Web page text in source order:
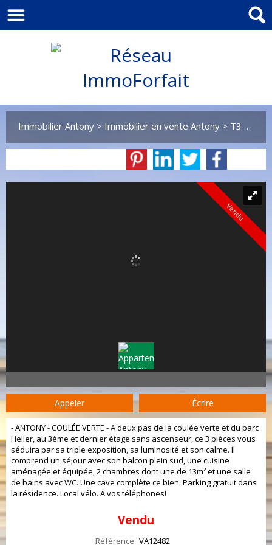
Immobilier Antony > Immobilier en vente Antony > T3 en vente Antony
Vendu
Appeler Écrire
- ANTONY - COULÉE VERTE - A deux pas de la coulée verte et du parc
Heller, au 3ème et dernier étage sans ascenseur, ce 3 pièces vous
séduira par sa triple exposition, sa luminosité et son calme. Il
comprend un séjour avec son balcon plein sud, une cuisine
aménagée et équipée, 2 chambres dont une de 13m² et une salle
de bains avec WC. Une cave complète ce bien. Parking gratuit dans
la résidence. Local vélo. A vos téléphones!
Vendu
Référence VA12482